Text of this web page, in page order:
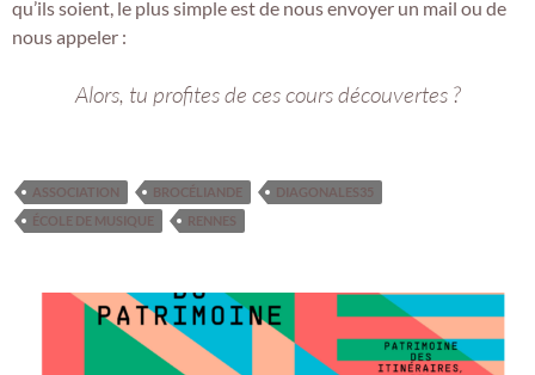
qu’ils soient, le plus simple est de nous envoyer un mail ou de
nous appeler :
Alors, tu profites de ces cours découvertes ?
ASSOCIATION BROCÉLIANDE
DIAGONALES35
ÉCOLE DE MUSIQUE
RENNES